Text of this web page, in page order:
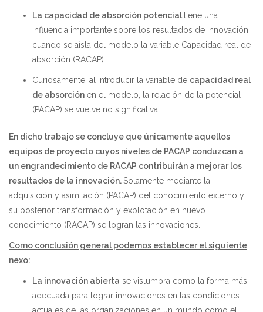
La capacidad de absorción potencialtiene una
influencia importante sobre los resultados de innovación,
cuando se aísla del modelo la variable Capacidad real de
absorción (RACAP).
Curiosamente, al introducir la variable de capacidad real
de absorción en el modelo, la relación de la potencial
(PACAP) se vuelve no significativa.
En dicho trabajo se concluye que únicamente aquellos
equipos de proyecto cuyos niveles de PACAP conduzcan a
un engrandecimiento de RACAP contribuirán a mejorar los
resultados de la innovación. Solamente mediante la
adquisición y asimilación (PACAP) del conocimiento externo y
su posterior transformación y explotación en nuevo
conocimiento (RACAP) se logran las innovaciones.
Como conclusión general podemos establecer el siguiente
nexo:
La innovación abierta se vislumbra como la forma más
adecuada para lograr innovaciones en las condiciones